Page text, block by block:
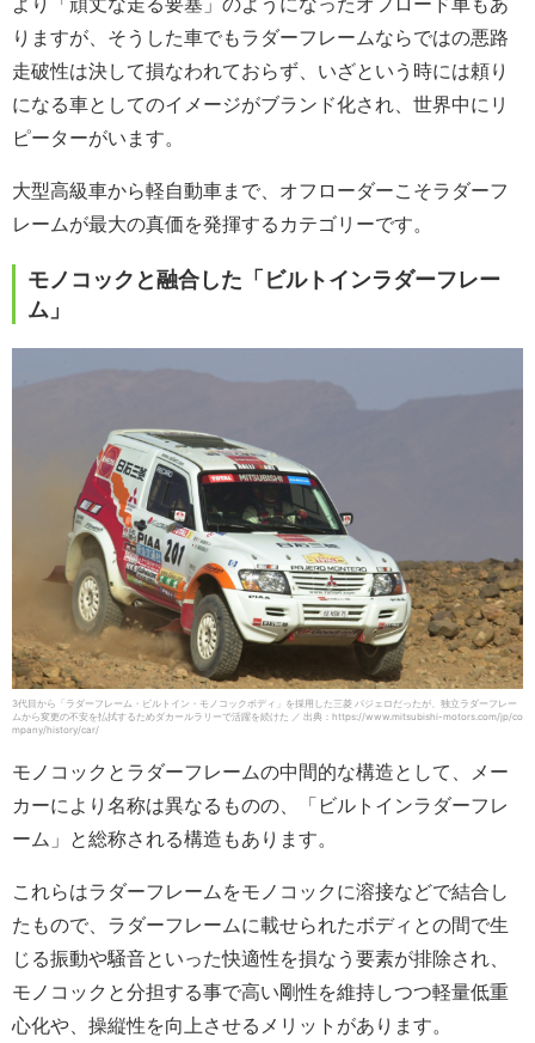
りますが、そうした車でもラダーフレームならではの悪路
走破性は決して損なわれておらず、いざという時には頼り
になる車としてのイメージがブランド化され、世界中にリ
ピーターがいます。
大型高級車から軽自動車まで、オフローダーこそラダーフ
レームが最大の真価を発揮するカテゴリーです。
モノコックと融合した「ビルトインラダーフレー
ム」
3代目から「ラダーフレーム・ビルトイン・モノコックボディ」を採用した三菱 パジェロだったが、独立ラダーフレー
ムから変更の不安を払拭するためダカールラリーで活躍を続けた ／ 出典：https://www.mitsubishi-motors.com/jp/co
mpany/history/car/
モノコックとラダーフレームの中間的な構造として、メー
カーにより名称は異なるものの、「ビルトインラダーフレ
ーム」と総称される構造もあります。
これらはラダーフレームをモノコックに溶接などで結合し
たもので、ラダーフレームに載せられたボディとの間で生
じる振動や騒音といった快適性を損なう要素が排除され、
モノコックと分担する事で高い剛性を維持しつつ軽量低重
心化や、操縦性を向上させるメリットがあります。